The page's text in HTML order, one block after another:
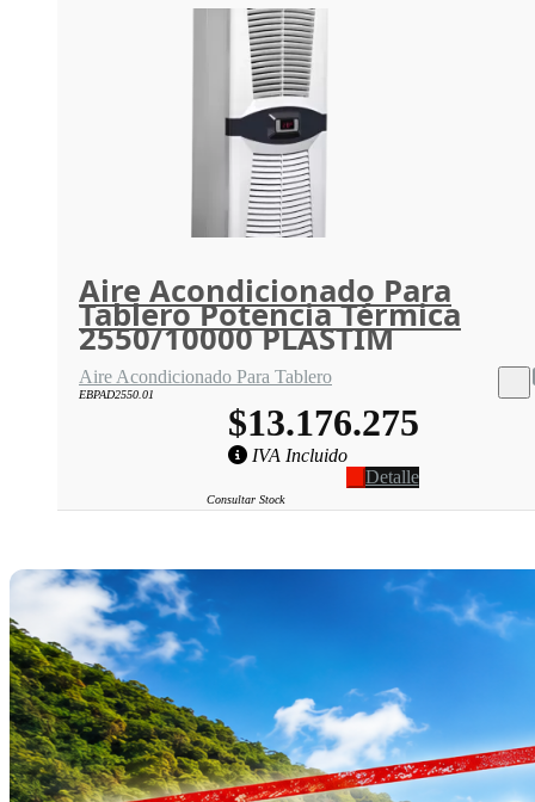
Aire Acondicionado Para
Tablero Potencia Térmica
2550/10000 PLASTIM
Aire Acondicionado Para Tablero
EBPAD2550.01
$13.176.275
IVA Incluido
Detalle
Consultar Stock